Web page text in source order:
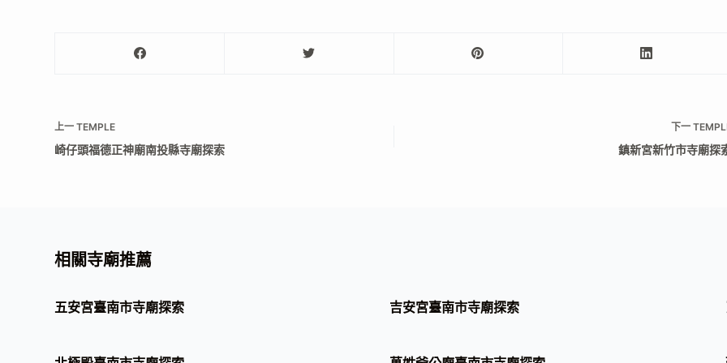
上一TEMPLE
崎仔頭福德正神廟南投縣寺廟探索
下一
鎮新宮新竹市寺廟探
相關寺廟推薦
五安宮臺南市寺廟探索 吉安宮臺南市寺廟探索